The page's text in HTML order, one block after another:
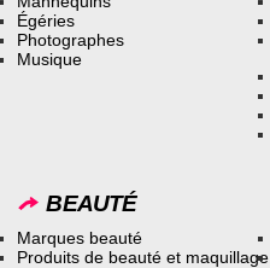
Égéries
Photographes
Musique
BEAUTÉ
Marques beauté
Produits de beauté et maquillage